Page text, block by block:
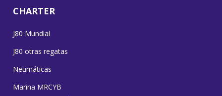
CHARTER
J80 Mundial
J80 otras regatas
Neumáticas
Marina MRCYB